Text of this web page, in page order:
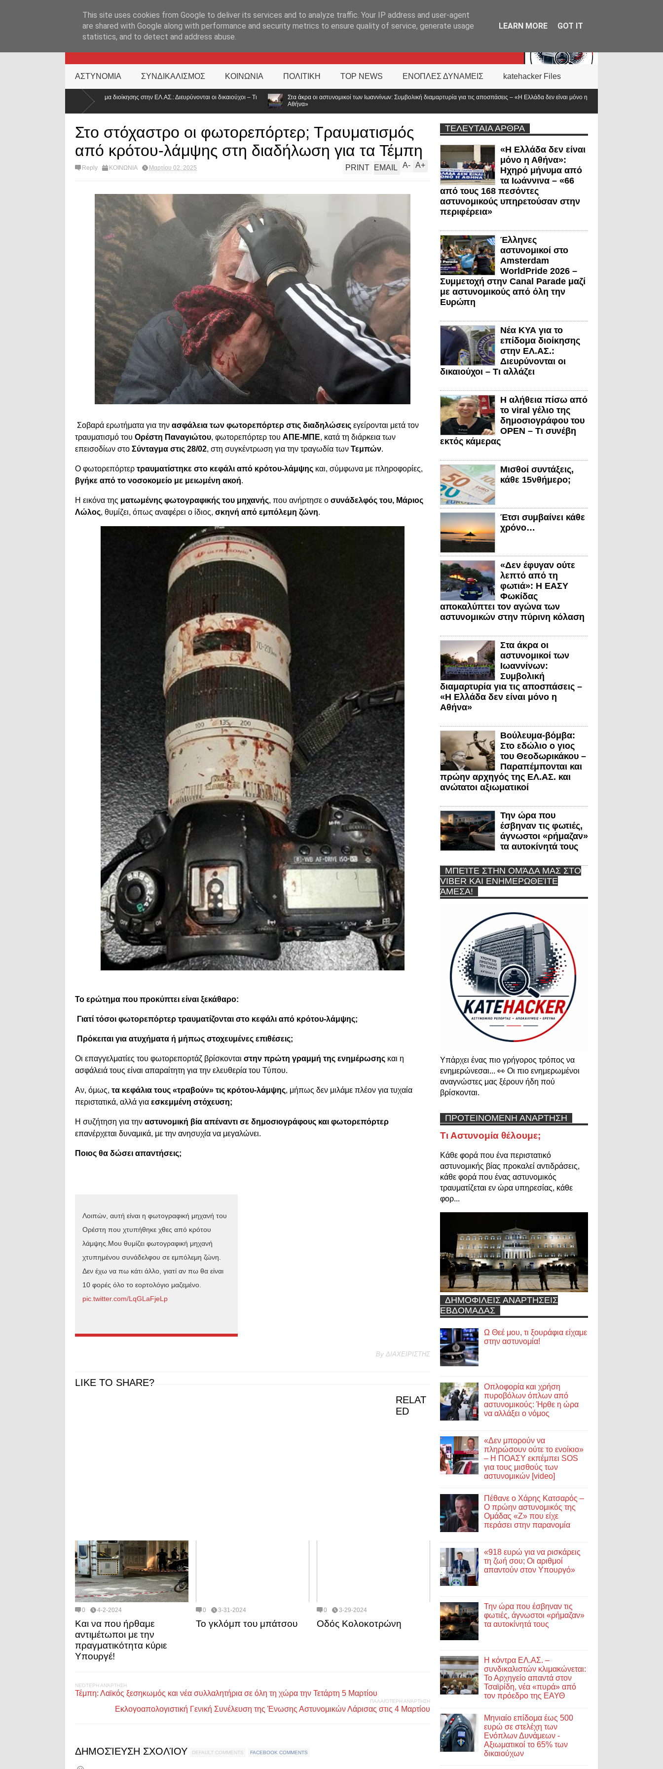
KATEHACKER
ΑΣΤΥΝΟΜΙΑ ΣΥΝΔΙΚΑΛΙΣΜΟΣ ΚΟΙΝΩΝΙΑ ΠΟΛΙΤΙΚΗ TOP NEWS ΕΝΟΠΛΕΣ ΔΥΝΑΜΕΙΣ katehacker Files
διοίκησης στην ΕΛ.ΑΣ.: Διευρύνονται οι δικαιούχοι – Τι
Στα άκρα οι αστυνομικοί των Ιωαννίνων: Συμβολική διαμαρτυρία για τις αποσπάσεις – «Η Ελλάδα δεν είναι μόνο η
Νέα ΚΥΑ για το επίδομα των «πρώτων ανταποκριτών»: Τι
Στο στόχαστρο οι φωτορεπόρτερ; Τραυματισμός
από κρότου-λάμψης στη διαδήλωση για τα Τέμπη
Reply ΚΟΙΝΩΝΙΑ Μαρτίου 02, 2025 A+
A-
PRINT EMAIL
Σοβαρά ερωτήματα για την ασφάλεια των φωτορεπόρτερ στις διαδηλώσεις εγείρονται μετά τον
τραυματισμό του Ορέστη Παναγιώτου, φωτορεπόρτερ του ΑΠΕ-ΜΠΕ, κατά τη διάρκεια των
επεισοδίων στο Σύνταγμα στις 28/02, στη συγκέντρωση για την τραγωδία των Τεμπών.
Ο φωτορεπόρτερ τραυματίστηκε στο κεφάλι από κρότου-λάμψης και, σύμφωνα με πληροφορίες,
βγήκε από το νοσοκομείο με μειωμένη ακοή.
Η εικόνα της ματωμένης φωτογραφικής του μηχανής, που ανήρτησε ο συνάδελφός του, Μάριος
Λώλος, θυμίζει, όπως αναφέρει ο ίδιος, σκηνή από εμπόλεμη ζώνη.
Το ερώτημα που προκύπτει είναι ξεκάθαρο:
Γιατί τόσοι φωτορεπόρτερ τραυματίζονται στο κεφάλι από κρότου-λάμψης;
Πρόκειται για ατυχήματα ή μήπως στοχευμένες επιθέσεις;
Οι επαγγελματίες του φωτορεπορτάζ βρίσκονται στην πρώτη γραμμή της ενημέρωσης και η
ασφάλειά τους είναι απαραίτητη για την ελευθερία του Τύπου.
Αν, όμως, τα κεφάλια τους «τραβούν» τις κρότου-λάμψης, μήπως δεν μιλάμε πλέον για τυχαία
περιστατικά, αλλά για εσκεμμένη στόχευση;
Η συζήτηση για την αστυνομική βία απέναντι σε δημοσιογράφους και φωτορεπόρτερ
επανέρχεται δυναμικά, με την ανησυχία να μεγαλώνει.
Ποιος θα δώσει απαντήσεις;
Λοιπών, αυτή είναι η φωτογραφική μηχανή του
Ορέστη που χτυπήθηκε χθες από κρότου
λάμψης.Μου θυμίζει φωτογραφική μηχανή
χτυπημένου συνάδελφου σε εμπόλεμη ζώνη.
Δεν έχω να πω κάτι άλλο, γιατί αν πω θα είναι
10 φορές όλο το εορτολόγιο μαζεμένο.
pic.twitter.com/LqGLaFjeLp
By ΔΙΑΧΕΙΡΙΣΤΗΣ
LIKE TO SHARE?
RELAT
ED
0 4-2-2024
Και να που ήρθαμε
αντιμέτωποι με την
πραγματικότητα κύριε
Υπουργέ!
0 3-31-2024
Το γκλόμπ του μπάτσου
0 3-29-2024
Οδός Κολοκοτρώνη
ΝΕΌΤΕΡΗ ΑΝΆΡΤΗΣΗ
Τέμπη: Λαϊκός ξεσηκωμός και νέα συλλαλητήρια σε όλη τη χώρα την Τετάρτη 5 Μαρτίου
ΠΑΛΑΙΌΤΕΡΗ ΑΝΆΡΤΗΣΗ
Εκλογοαπολογιστική Γενική Συνέλευση της Ένωσης Αστυνομικών Λάρισας στις 4 Μαρτίου
ΔΗΜΟΣΊΕΥΣΗ ΣΧΟΛΊΟΥ DEFAULT COMMENTS FACEBOOK COMMENTS
ΤΕΛΕΥΤΑΙΑ ΑΡΘΡΑ
«Η Ελλάδα δεν είναι
μόνο η Αθήνα»:
Ηχηρό μήνυμα από
τα Ιωάννινα – «66
από τους 168 πεσόντες
αστυνομικούς υπηρετούσαν στην
περιφέρεια»
Έλληνες
αστυνομικοί στο
Amsterdam
WorldPride 2026 –
Συμμετοχή στην Canal Parade μαζί
με αστυνομικούς από όλη την
Ευρώπη
Νέα ΚΥΑ για το
επίδομα διοίκησης
στην ΕΛ.ΑΣ.:
Διευρύνονται οι
δικαιούχοι – Τι αλλάζει
Η αλήθεια πίσω από
το viral γέλιο της
δημοσιογράφου του
OPEN – Τι συνέβη
εκτός κάμερας
Μισθοί συντάξεις,
κάθε 15νθήμερο;
Έτσι συμβαίνει κάθε
χρόνο…
«Δεν έφυγαν ούτε
λεπτό από τη
φωτιά»: Η ΕΑΣΥ
Φωκίδας
αποκαλύπτει τον αγώνα των
αστυνομικών στην πύρινη κόλαση
Στα άκρα οι
αστυνομικοί των
Ιωαννίνων:
Συμβολική
διαμαρτυρία για τις αποσπάσεις –
«Η Ελλάδα δεν είναι μόνο η
Αθήνα»
Βούλευμα-βόμβα:
Στο εδώλιο ο γιος
του Θεοδωρικάκου –
Παραπέμπονται και
πρώην αρχηγός της ΕΛ.ΑΣ. και
ανώτατοι αξιωματικοί
Την ώρα που
έσβηναν τις φωτιές,
άγνωστοι «ρήμαζαν»
τα αυτοκίνητά τους
ΜΠΕΊΤΕ ΣΤΗΝ ΟΜΆΔΑ ΜΑΣ ΣΤΟ
VIBER ΚΑΙ ΕΝΗΜΕΡΩΘΕΊΤΕ
ΆΜΕΣΑ!
Υπάρχει ένας πιο γρήγορος τρόπος να
ενημερώνεσαι... 👀 Οι πιο ενημερωμένοι
αναγνώστες μας ξέρουν ήδη πού
βρίσκονται.
ΠΡΟΤΕΙΝΟΜΕΝΗ ΑΝΑΡΤΗΣΗ
Τι Αστυνομία θέλουμε;
Κάθε φορά που ένα περιστατικό
αστυνομικής βίας προκαλεί αντιδράσεις,
κάθε φορά που ένας αστυνομικός
τραυματίζεται εν ώρα υπηρεσίας, κάθε
φορ...
ΔΗΜΟΦΙΛΕΙΣ ΑΝΑΡΤΗΣΕΙΣ
ΕΒΔΟΜΑΔΑΣ
Ω Θεέ μου, τι ξουράφια είχαμε
στην αστυνομία!
Οπλοφορία και χρήση
πυροβόλων όπλων από
αστυνομικούς: Ήρθε η ώρα
να αλλάξει ο νόμος
«Δεν μπορούν να
πληρώσουν ούτε το ενοίκιο»
– Η ΠΟΑΣΥ εκπέμπει SOS
για τους μισθούς των
αστυνομικών [video]
Πέθανε ο Χάρης Κατσαρός –
Ο πρώην αστυνομικός της
Ομάδας «Ζ» που είχε
περάσει στην παρανομία
«918 ευρώ για να ρισκάρεις
τη ζωή σου; Οι αριθμοί
απαντούν στον Υπουργό»
Την ώρα που έσβηναν τις
φωτιές, άγνωστοι «ρήμαζαν»
τα αυτοκίνητά τους
Η κόντρα ΕΛ.ΑΣ. –
συνδικαλιστών κλιμακώνεται:
Το Αρχηγείο απαντά στον
Τσαϊρίδη, νέα «πυρά» από
τον πρόεδρο της ΕΑΥΘ
Μηνιαίο επίδομα έως 500
ευρώ σε στελέχη των
Ενόπλων Δυνάμεων -
Αξιωματικοί το 65% των
δικαιούχων
This site uses cookies from Google to deliver its services and to analyze traffic. Your IP address and user-agent
are shared with Google along with performance and security metrics to ensure quality of service, generate usage
statistics, and to detect and address abuse.
LEARN MORE GOT IT